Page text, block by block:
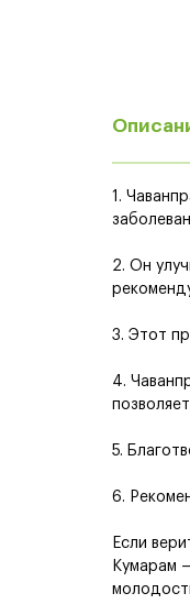
1.
2. Он
3. Этот
4.
5.
6.
Если
Кумарам